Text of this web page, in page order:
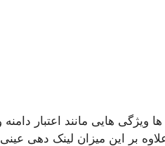
هایی مانند اعتبار دامنه
بر این میزان لینک دهی